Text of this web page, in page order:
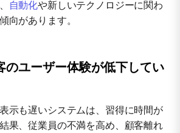
自動化や新しいテクノロジーに関わ
向があります。
のユーザー体験が低下してい
示も遅いシステムは、習得に時間が
果、従業員の不満を高め、顧客離れ